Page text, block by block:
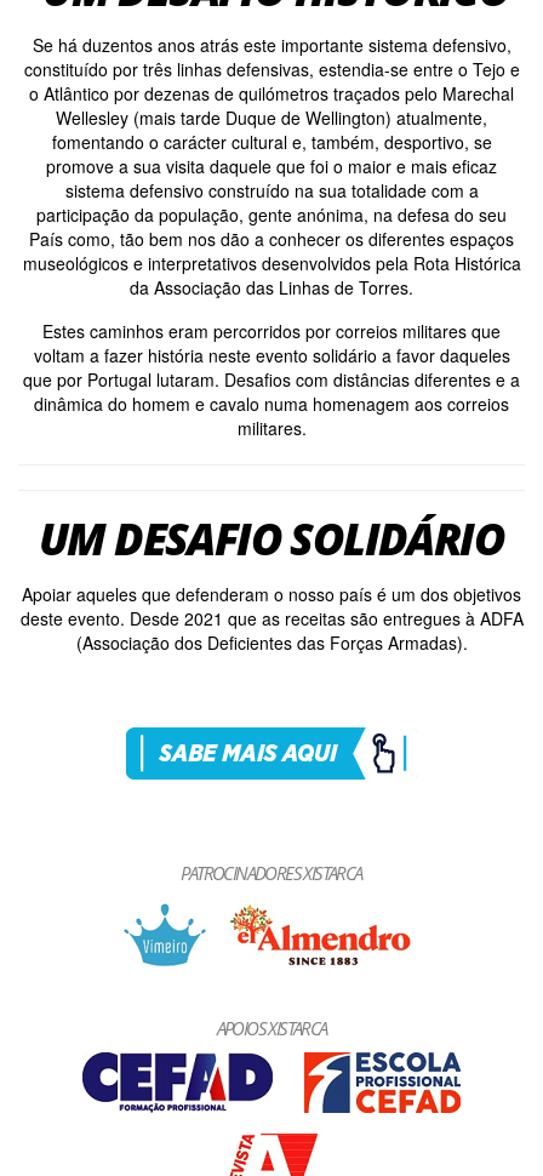
Se há duzentos anos atrás este importante sistema defensivo,
constituído por três linhas defensivas, estendia-se entre o Tejo e
o Atlântico por dezenas de quilómetros traçados pelo Marechal
Wellesley (mais tarde Duque de Wellington) atualmente,
fomentando o carácter cultural e, também, desportivo, se
promove a sua visita daquele que foi o maior e mais eficaz
sistema defensivo construído na sua totalidade com a
participação da população, gente anónima, na defesa do seu
País como, tão bem nos dão a conhecer os diferentes espaços
museológicos e interpretativos desenvolvidos pela Rota Histórica
da Associação das Linhas de Torres.
Estes caminhos eram percorridos por correios militares que
voltam a fazer história neste evento solidário a favor daqueles
que por Portugal lutaram. Desafios com distâncias diferentes e a
dinâmica do homem e cavalo numa homenagem aos correios
militares.
UM DESAFIO SOLIDÁRIO
Apoiar aqueles que defenderam o nosso país é um dos objetivos
deste evento. Desde 2021 que as receitas são entregues à ADFA
(Associação dos Deficientes das Forças Armadas).
PATROCINADORES XISTARCA
APOIOS XISTARCA